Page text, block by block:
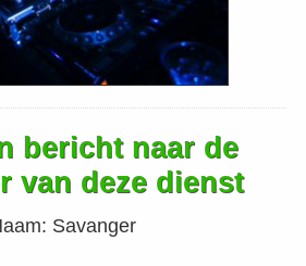
bericht naar de
van deze dienst
Savanger